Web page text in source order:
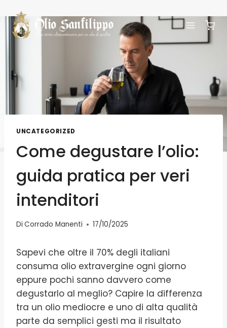
UNCATEGORIZED
Come degustare l’olio:
guida pratica per veri
intenditori
Di Corrado Manenti 17/10/2025
Sapevi che oltre il 70% degli italiani
consuma olio extravergine ogni giorno
eppure pochi sanno davvero come
degustarlo al meglio? Capire la differenza
tra un olio mediocre e uno di alta qualità
parte da semplici gesti ma il risultato